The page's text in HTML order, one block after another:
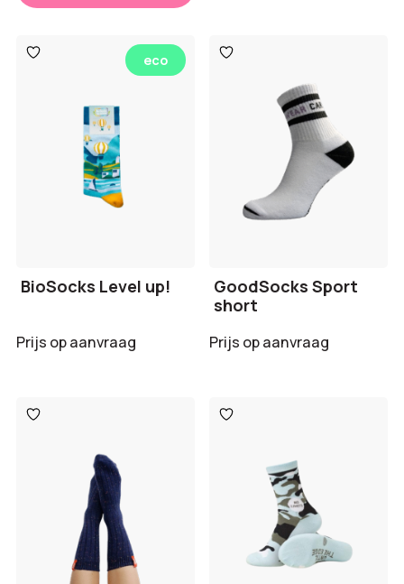
Toevoegen
aan eco
BioSocks Level up!
Prijs op aanvraag
Toevoegen
aan
GoodSocks Sport
short
Prijs op aanvraag
Toevoegen
aan
Toevoegen
aan